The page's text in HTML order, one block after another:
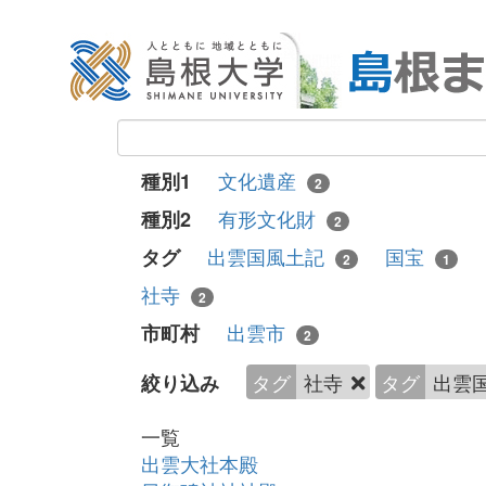
種別1 文化遺産 2
種別2 有形文化財 2
タグ 出雲国風土記 2 国宝 1
社寺
2
市町村 出雲市 2
絞り込み タグ 社寺 タグ 出雲
一覧
出雲大社本殿